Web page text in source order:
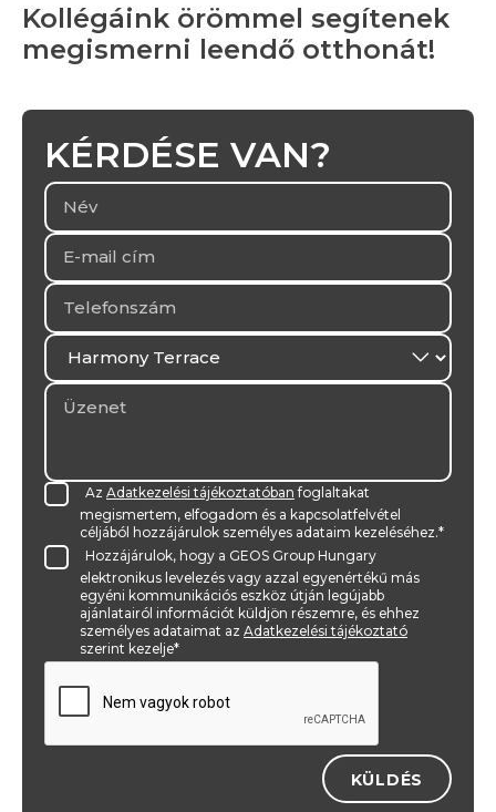
Kollégáink örömmel segítenek
megismerni leendő otthonát!
KÉRDÉSE VAN?
Az Adatkezelési tájékoztatóban foglaltakat
megismertem, elfogadom és a kapcsolatfelvétel
céljából hozzájárulok személyes adataim kezeléséhez.*
Hozzájárulok, hogy a GEOS Group Hungary
elektronikus levelezés vagy azzal egyenértékű más
egyéni kommunikációs eszköz útján legújabb
ajánlatairól információt küldjön részemre, és ehhez
személyes adataimat az Adatkezelési tájékoztató
szerint kezelje*
KÜLDÉS